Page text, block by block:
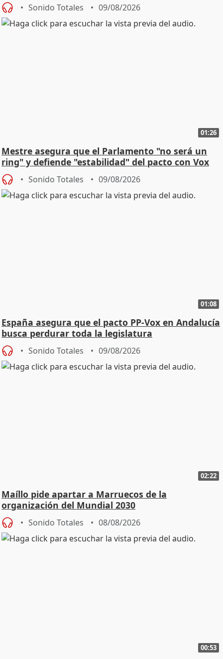
Sonido Totales 09/08/2026
01:26
Mestre asegura que el Parlamento "no será un
ring" y defiende "estabilidad" del pacto con Vox
Sonido Totales 09/08/2026
01:08
España asegura que el pacto PP-Vox en Andalucía
busca perdurar toda la legislatura
Sonido Totales 09/08/2026
02:22
Maíllo pide apartar a Marruecos de la
organización del Mundial 2030
Sonido Totales 08/08/2026
00:53